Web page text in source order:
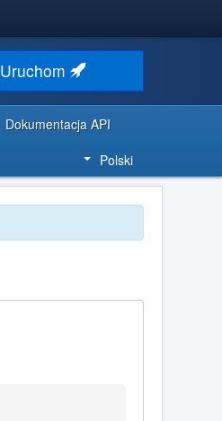
Uruchom
Dokumentacja API
Polski